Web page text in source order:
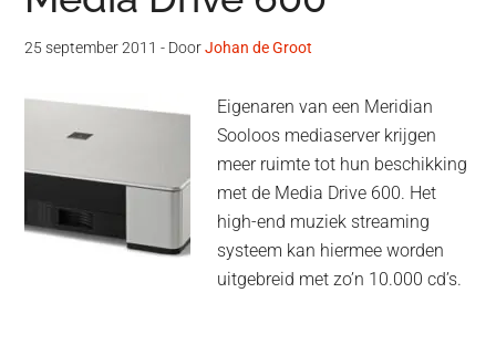
25 september 2011 - DoorJohan de Groot
Eigenaren van een Meridian
Sooloos mediaserver krijgen
meer ruimte tot hun beschikking
met de Media Drive 600. Het
high-end muziek streaming
systeem kan hiermee worden
uitgebreid met zo’n 10.000 cd’s.